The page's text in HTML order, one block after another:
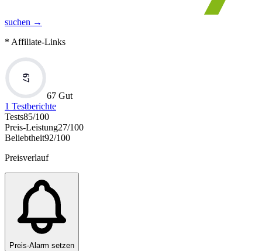
suchen →
* Affiliate-Links
67
67 Gut
1 Testberichte
Tests85/100
Preis-Leistung27/100
Beliebtheit92/100
Preisverlauf
Preis-Alarm setzen